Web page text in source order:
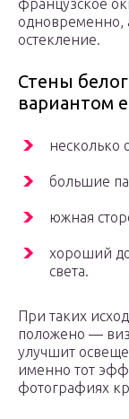
французское
одновременно,
остекление.
Стены
вариантом
несколько
большие
южная
хороший
света.
При таких
положено —
улучшит
именно тот
фотографиях